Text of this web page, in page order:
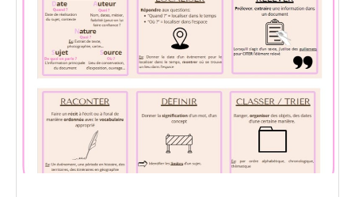
couverture
(conseillée)